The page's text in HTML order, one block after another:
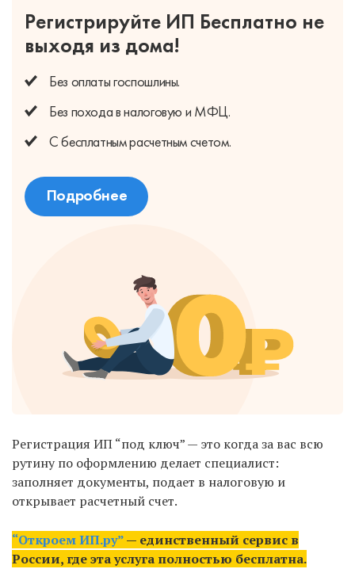
Регистрируйте ИП Бесплатно не
выходя из дома!
Без оплатыгоспошлины.
Без походав налоговую и МФЦ.
С бесплатнымрасчетным счетом.
Подробнее
Регистрация ИП “под ключ” — это когда за вас всю
рутину по оформлению делает специалист:
заполняет документы, подает в налоговую и
открывает расчетный счет.
“Откроем ИП.ру”— единственный сервис в
России, где эта услуга полностью бесплатна.